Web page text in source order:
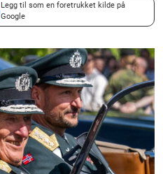
Legg til som en foretrukket kilde på
Google